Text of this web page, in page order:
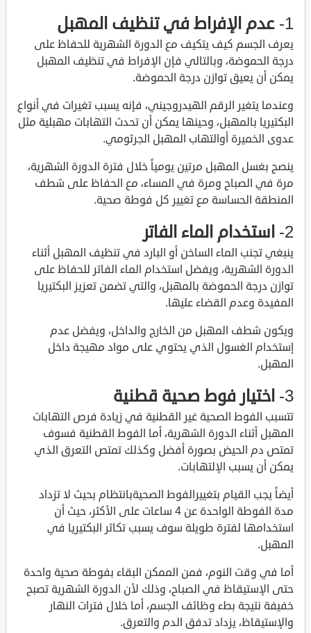
1- عدم الإفراط في تنظيف المهبل
يعرف الجسم كيف يتكيف مع الدورة الشهرية للحفاظ على
درجة الحموضة، وبالتالي فإن الإفراط في تنظيف المهبل
يمكن أن يعيق توازن درجة الحموضة.
وعندما يتغير الرقم الهيدروجيني، فإنه يسبب تغيرات في أنواع
البكتيريا بالمهبل، وحينها يمكن أن تحدث التهابات مهبلية مثل
عدوى الخميرة أوالتهاب المهبل الجرثومي.
ينصح بغسل المهبل مرتين يومياً خلال فترة الدورة الشهرية،
مرة في الصباح ومرة في المساء، مع الحفاظ على شطف
المنطقة الحساسة مع تغيير كل فوطة صحية.
2- استخدام الماء الفاتر
ينبغي تجنب الماء الساخن أو البارد في تنظيف المهبل أثناء
الدورة الشهرية، ويفضل استخدام الماء الفاتر للحفاظ على
توازن درجة الحموضة بالمهبل، والتي تضمن تعزيز البكتيريا
المفيدة وعدم القضاء عليها.
ويكون شطف المهبل من الخارج والداخل، ويفضل عدم
إستخدام الغسول الذي يحتوي على مواد مهيجة داخل
المهبل.
3- اختيار فوط صحية قطنية
تتسبب الفوط الصحية غير القطنية في زيادة فرص التهابات
المهبل أثناء الدورة الشهرية، أما الفوط القطنية فسوف
تمتص دم الحيض بصورة أفضل وكذلك تمتص التعرق الذي
يمكن أن يسبب الإلتهابات.
أيضاً يجب القيام بتغييرالفوط الصحيةبانتظام بحيث لا تزداد
مدة الفوطة الواحدة عن 4 ساعات على الأكثر، حيث أن
استخدامها لفترة طويلة سوف يسبب تكاثر البكتيريا في
المهبل.
أما في وقت النوم، فمن الممكن البقاء بفوطة صحية واحدة
حتى الإستيقاظ في الصباح، وذلك لأن الدورة الشهرية تصبح
خفيفة نتيجة بطء وظائف الجسم، أما خلال فترات النهار
والإستيقاظ، يزداد تدفق الدم والتعرق.